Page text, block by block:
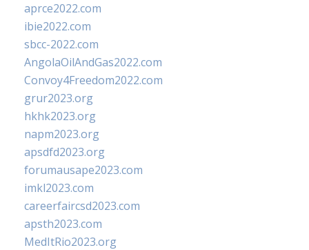
aprce2022.com
ibie2022.com
sbcc-2022.com
AngolaOilAndGas2022.com
Convoy4Freedom2022.com
grur2023.org
hkhk2023.org
napm2023.org
apsdfd2023.org
forumausape2023.com
imkl2023.com
careerfaircsd2023.com
apsth2023.com
MedItRio2023.org